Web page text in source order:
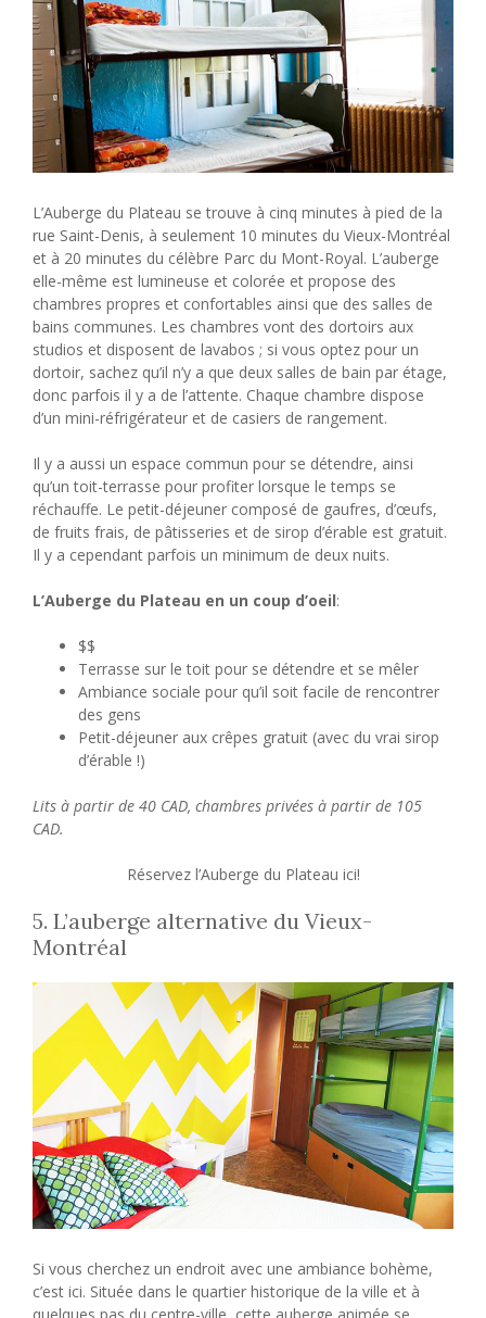
L’Auberge du Plateau se trouve à cinq minutes à pied de la
rue Saint-Denis, à seulement 10 minutes du Vieux-Montréal
et à 20 minutes du célèbre Parc du Mont-Royal. L’auberge
elle-même est lumineuse et colorée et propose des
chambres propres et confortables ainsi que des salles de
bains communes. Les chambres vont des dortoirs aux
studios et disposent de lavabos ; si vous optez pour un
dortoir, sachez qu’il n’y a que deux salles de bain par étage,
donc parfois il y a de l’attente. Chaque chambre dispose
d’un mini-réfrigérateur et de casiers de rangement.
Il y a aussi un espace commun pour se détendre, ainsi
qu’un toit-terrasse pour profiter lorsque le temps se
réchauffe. Le petit-déjeuner composé de gaufres, d’œufs,
de fruits frais, de pâtisseries et de sirop d’érable est gratuit.
Il y a cependant parfois un minimum de deux nuits.
L’Auberge du Plateau en un coup d’oeil:
$$
Terrasse sur le toit pour se détendre et se mêler
Ambiance sociale pour qu’il soit facile de rencontrer
des gens
Petit-déjeuner aux crêpes gratuit (avec du vrai sirop
d’érable !)
Lits à partir de 40 CAD, chambres privées à partir de 105
CAD.
Réservez l’Auberge du Plateau ici!
5. L’auberge alternative du Vieux-
Montréal
Si vous cherchez un endroit avec une ambiance bohème,
c’est ici. Située dans le quartier historique de la ville et à